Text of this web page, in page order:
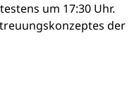
um 17:30 Uhr.
der